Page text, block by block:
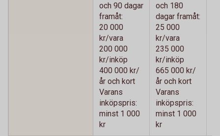
och 90 dagar
framåt:
20 000
kr/vara
200 000
kr/inköp
400 000 kr/
år och kort
Varans
inköpspris:
minst 1 000
kr
och 180
dagar framåt:
25 000
kr/vara
235 000
kr/inköp
665 000 kr/
år och kort
Varans
inköpspris:
minst 1 000
kr